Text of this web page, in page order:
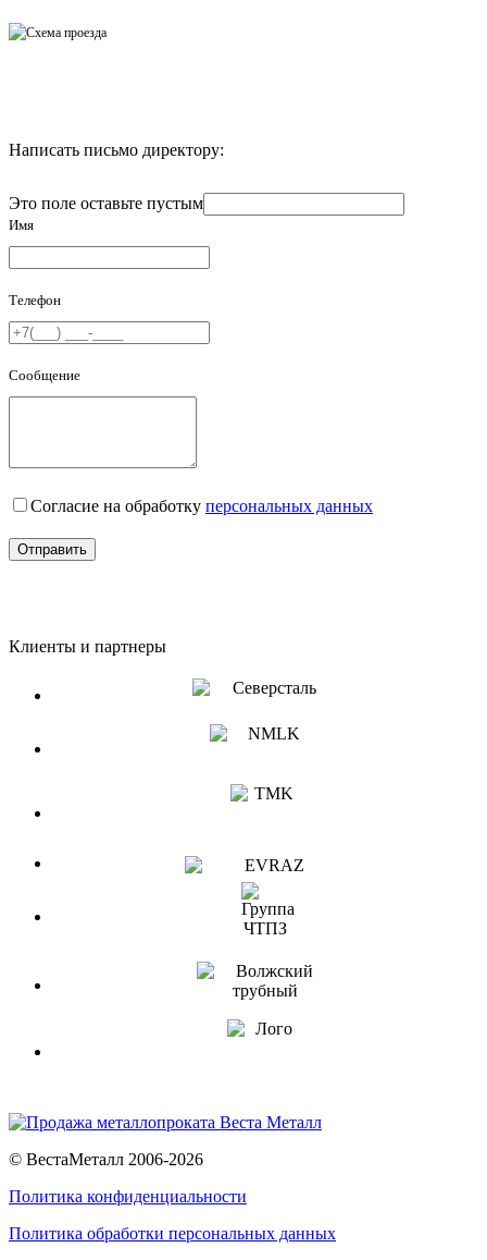
Написать письмо директору:
Это поле оставьте пустым
Имя
Телефон
Сообщение
Согласие на обработку персональных данных
Отправить
Клиенты и партнеры
© ВестаМеталл 2006-2026
Политика конфиденциальности
Политика обработки персональных данных